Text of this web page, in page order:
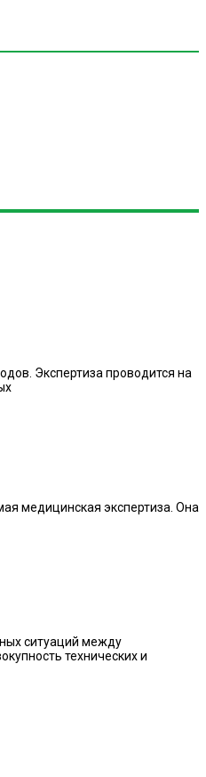
Экспертиза проводится на
медицинская экспертиза. Она
ситуаций между
технических и